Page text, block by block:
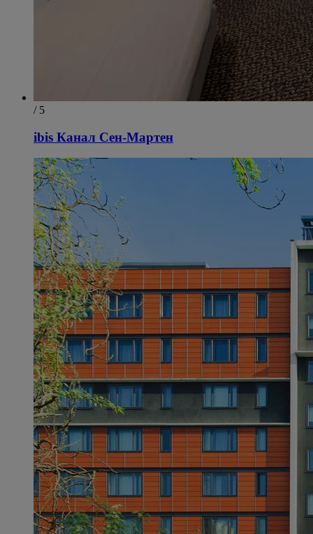
/ 5
ibis Канал Сен-Мартен